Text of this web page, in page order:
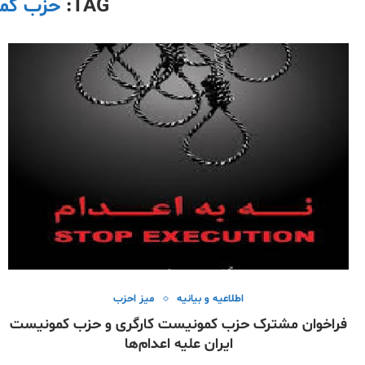
TAG: حزب
اطلاعیه و بیانیه میز احزب
فراخوان مشترک حزب کمونیست کارگری و حزب کمونیست
ایران علیه اعدام‌ها